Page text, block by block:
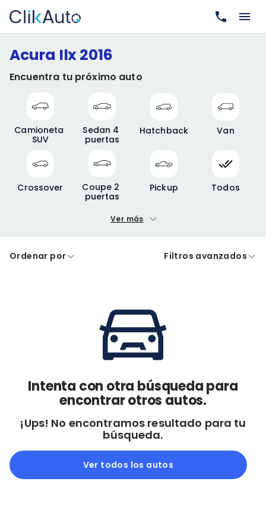
Acura Ilx 2016
Encuentra tu próximo auto
Camioneta
SUV
Sedan 4
puertas
Hatchback Van
Crossover
Coupe 2
puertas
Pickup Todos
Precio máximo
A crédito De contado
Negociar precio
Ver más
Ordenar por Filtros avanzados
Intenta con otra búsqueda para
encontrar otros autos.
¡Ups! No encontramos resultado para tu
búsqueda.
Ver todos los autos